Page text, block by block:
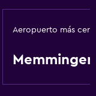
Aeropuerto más
Memmingen